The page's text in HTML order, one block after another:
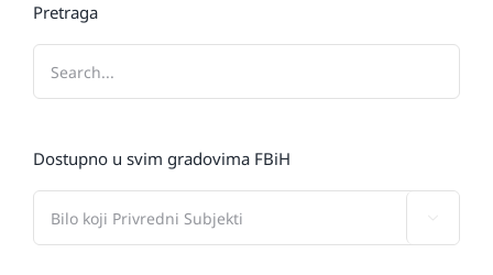
Pretraga
Dostupno u svim gradovima FBiH